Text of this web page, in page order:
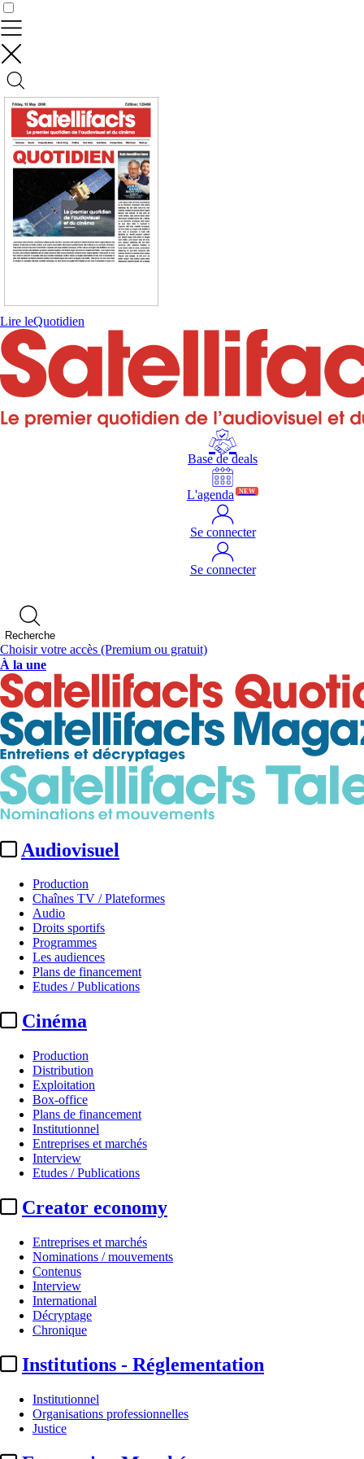
Lire leQuotidien
Base de deals
L'agenda NEW
Se connecter
Se connecter
Recherche
Choisir votre accès (Premium ou gratuit)
À la une
Audiovisuel
Production
Chaînes TV / Plateformes
Audio
Droits sportifs
Programmes
Les audiences
Plans de financement
Etudes / Publications
Cinéma
Production
Distribution
Exploitation
Box-office
Plans de financement
Institutionnel
Entreprises et marchés
Interview
Etudes / Publications
Creator economy
Entreprises et marchés
Nominations / mouvements
Contenus
Interview
International
Décryptage
Chronique
Institutions - Réglementation
Institutionnel
Organisations professionnelles
Justice
Contrôler vos données